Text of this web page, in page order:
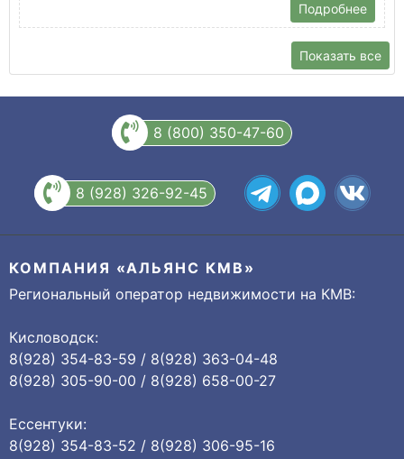
Подробнее
Показать все
8 (800) 350-47-60
8 (928) 326-92-45
КОМПАНИЯ «АЛЬЯНС КМВ»
Региональный оператор недвижимости на КМВ:
Кисловодск:
8(928) 354-83-59 / 8(928) 363-04-48
8(928) 305-90-00 / 8(928) 658-00-27
Ессентуки:
8(928) 354-83-52 / 8(928) 306-95-16